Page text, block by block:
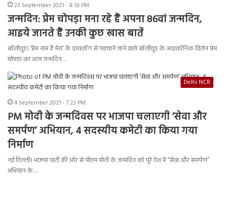
23 September 2021 - 8:18 PM
जन्मदिन: प्रेम चोपड़ा मना रहे हैं अपना 86वां जन्मदिन,
आइये जानते हैं उनकी कुछ खास बातें
बॉलीवुड। ‘प्रेम नाम है मेरा’ के डायलॉग से पहचाने जाने वाले बॉलीवुड के आइकॉनिक विलेन प्रेम
चोपड़ा का आज जन्मदिन…
Delhi NCR
4 September 2021 - 7:22 PM
PM मोदी के जन्मदिवस पर भाजपा चलाएगी ‘सेवा और
समर्पण’ अभियान, 4 सदस्यीय कमेटी का किया गया
निर्माण
नई दिल्ली। भाजपा पार्टी की ओर से पीएम मोदी के जन्मदिन को पूरे देश में “सेवा और समर्पण”
अभियान के…